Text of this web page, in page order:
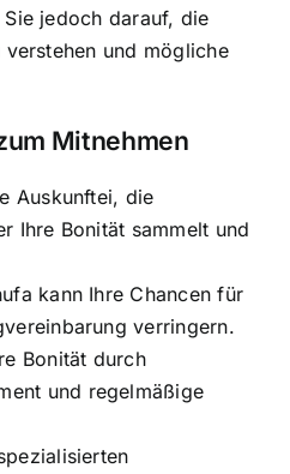
jedoch darauf, die
und mögliche
Mitnehmen
Auskunftei, die
Ihre Bonität sammelt und
kann Ihre Chancen für
verringern.
Bonität durch
und regelmäßige